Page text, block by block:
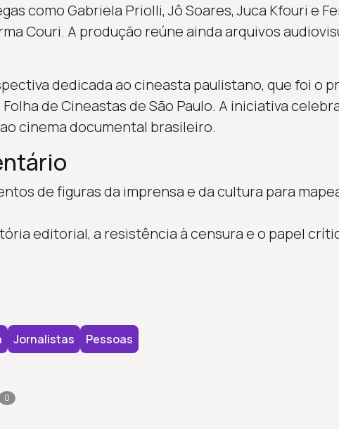
como Gabriela Priolli, Jô Soares, Juca Kfouri e
Couri. A produção reúne ainda arquivos
dedicada ao cineasta paulistano, que foi o
de Cineastas de São Paulo. A iniciativa
cinema documental brasileiro.
de figuras da imprensa e da cultura para
editorial, a resistência à censura e o papel
Jornalistas Pessoas
0